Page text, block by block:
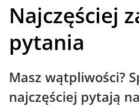
Najczęściej
pytania
Masz wątpliwości?
najczęściej pytają